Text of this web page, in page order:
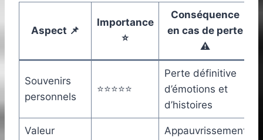
Aspect 📌
Importance
⭐
Conséquence
en cas de perte
⚠️
Souvenirs
personnels
⭐⭐⭐⭐⭐
Perte définitive
d’émotions et
d’histoires
Valeur
Appauvrissement